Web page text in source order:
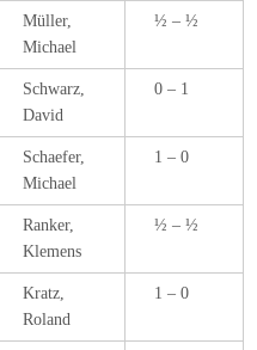
Müller,
Michael
½ – ½
Schwarz,
David
0 – 1
Schaefer,
Michael
1 – 0
Ranker,
Klemens
½ – ½
Kratz,
Roland
1 – 0